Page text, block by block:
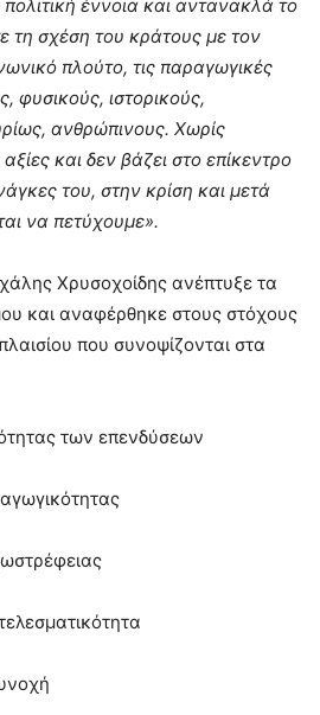
έννοια και αντανακλά το
τη σχέση του κράτους με τον
πλούτο, τις παραγωγικές
φυσικούς, ιστορικούς,
ανθρώπινους. Χωρίς
και δεν βάζει στο επίκεντρο
του, στην κρίση και μετά
να πετύχουμε».
Χρυσοχοίδης ανέπτυξε τα
και αναφέρθηκε στους στόχους
που συνοψίζονται στα
των επενδύσεων